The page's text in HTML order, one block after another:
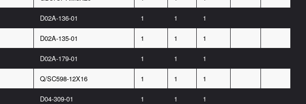
D02A-136-01 1 1 1
D02A-135-01 1 1 1
D02A-179-01 1 1 1
Q/SC598-12X16 1 1 1
D04-309-01 1 1 1